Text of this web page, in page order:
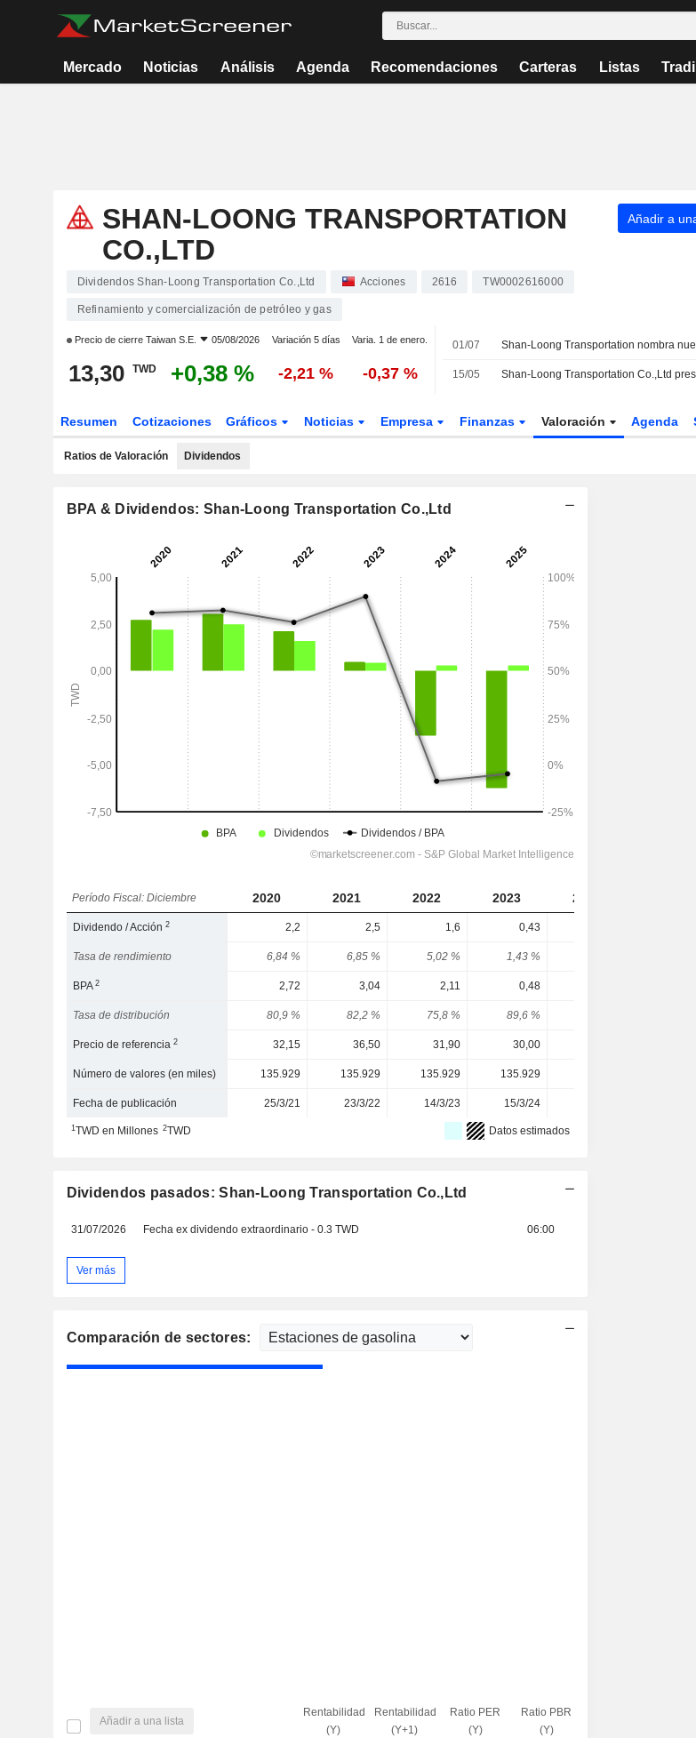
Mercado Noticias Análisis Agenda Recomendaciones Carteras Listas
SHAN-LOONG TRANSPORTATION
CO.,LTD
Añadir a
Dividendos Shan-Loong Transportation Co.,Ltd Acciones 2616 TW0002616000
Refinamiento y comercialización de petróleo y gas
Precio de cierre Taiwan S.E. 05/08/2026 Variación 5 días Varia. 1 de enero.
13,30 TWD +0,38 % -2,21 % -0,37 %
01/07
15/05
Resumen Cotizaciones Gráficos Noticias Empresa Finanzas Valoración Agenda
Ratios de Valoración Dividendos
BPA & Dividendos: Shan-Loong Transportation Co.,Ltd
Período Fiscal: Diciembre 2020 2021 2022 2023 2024
Dividendo / Acción2 2,2 2,5 1,6 0,43
Tasa de rendimiento 6,84 % 6,85 % 5,02 % 1,43 %
BPA2 2,72 3,04 2,11 0,48
Tasa de distribución 80,9 % 82,2 % 75,8 % 89,6 %
Precio de referencia2 32,15 36,50 31,90 30,00
Número de valores (en miles) 135.929 135.929 135.929 135.929
Fecha de publicación 25/3/21 23/3/22 14/3/23 15/3/24
1TWD en Millones 2TWD Datos estimados
Dividendos pasados: Shan-Loong Transportation Co.,Ltd
31/07/2026 Fecha ex dividendo extraordinario - 0.3 TWD 06:00
Ver más
Comparación de sectores:
Añadir a una lista
Rentabilidad
(Y)
Rentabilidad
(Y+1)
Ratio PER
(Y)
Ratio PBR
(Y)